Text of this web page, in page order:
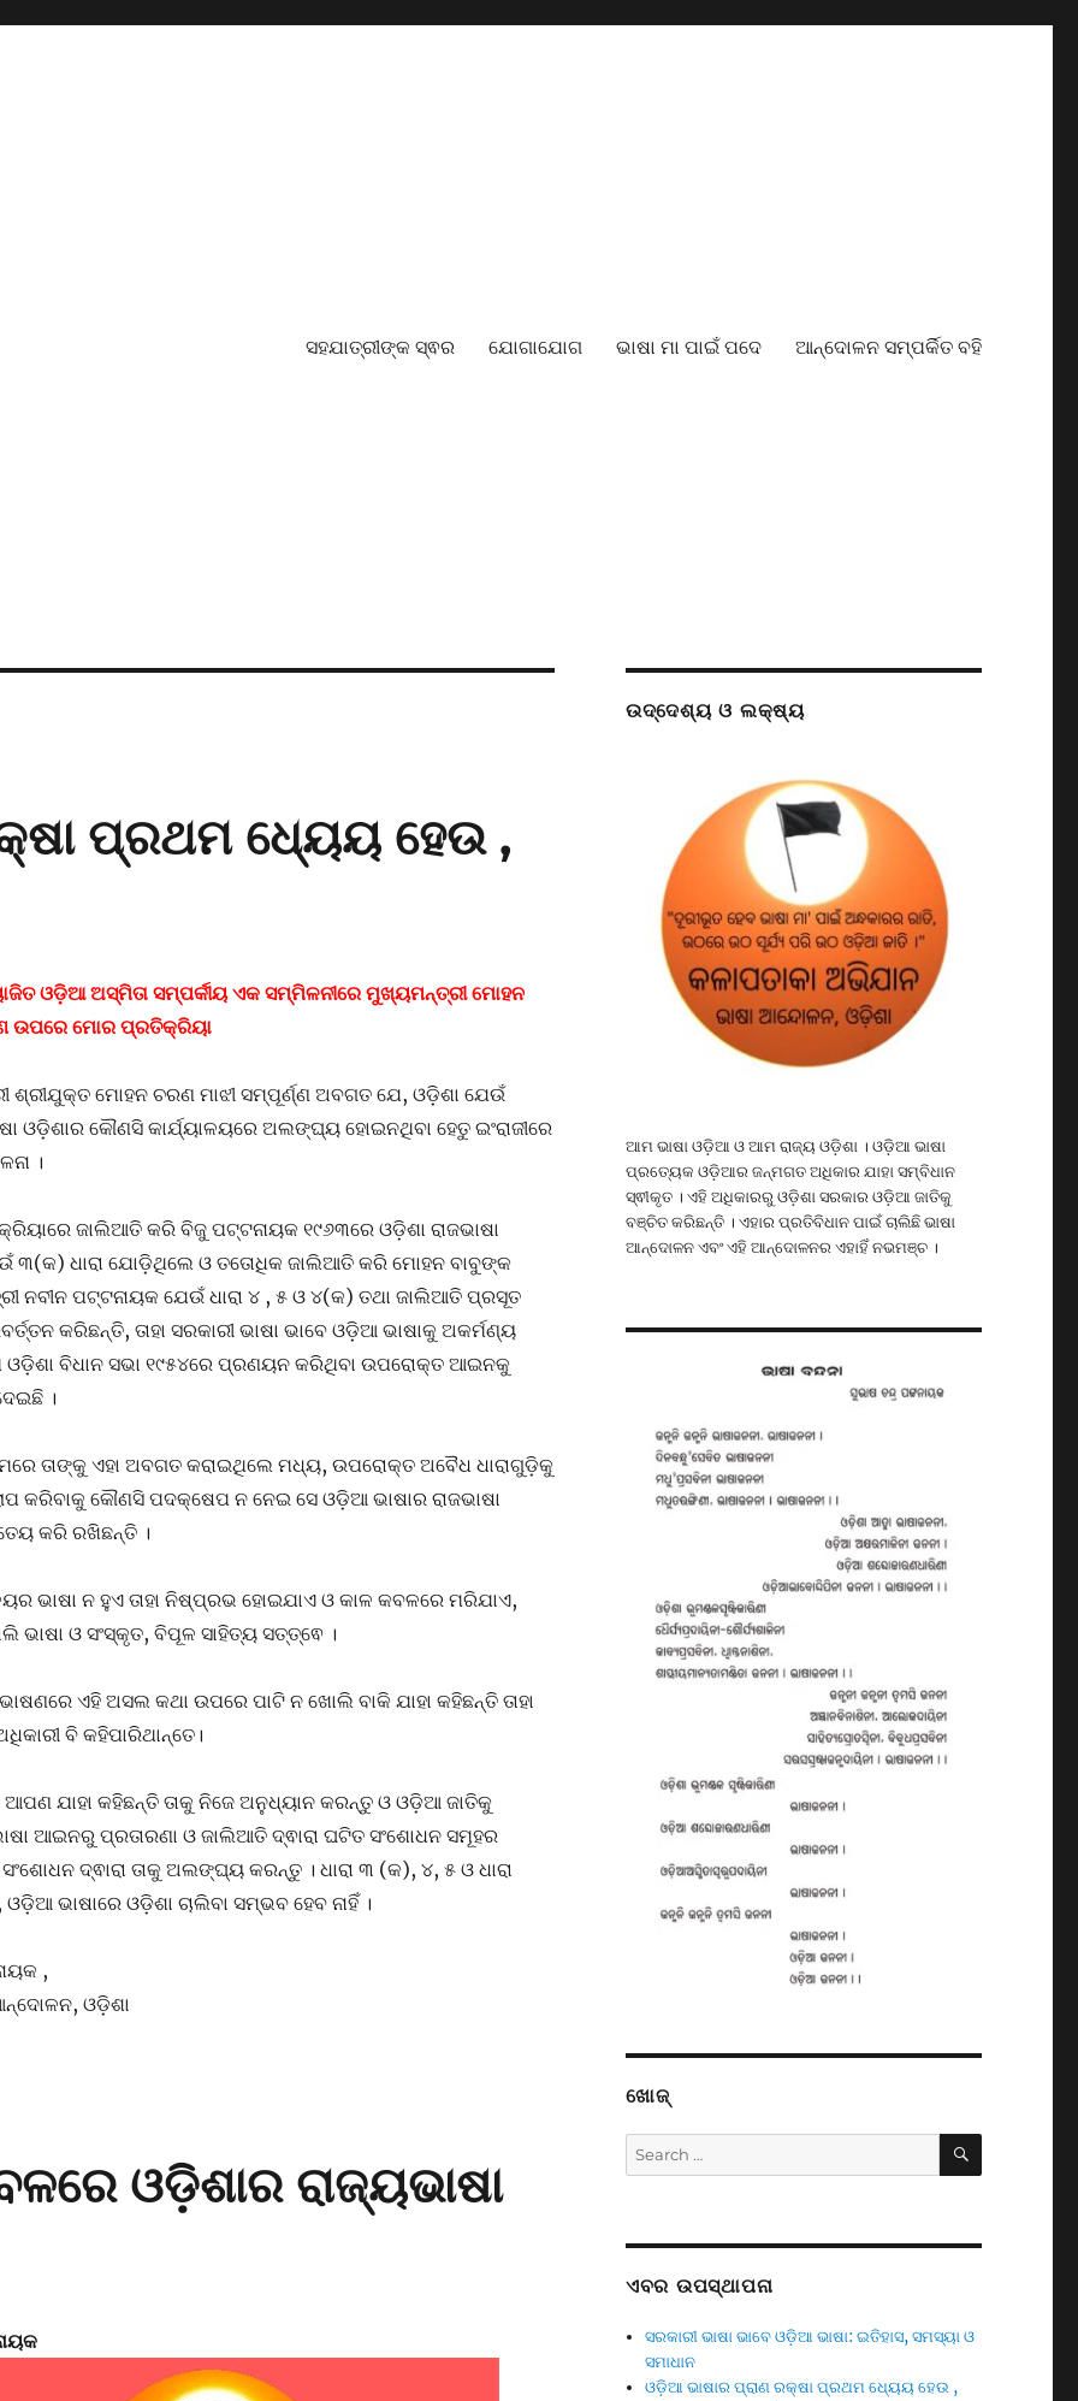
ସହଯାତ୍ରୀଙ୍କ ସ୍ଵର ଯୋଗାଯୋଗ ଭାଷା ମା ପାଇଁ ପଦେ ଆନ୍ଦୋଳନ ସମ୍ପର୍କିତ ବହି
ପ୍ରଥମ ଧ୍ୟେୟ ହେଉ ,
ଓଡ଼ିଆ ଅସ୍ମିତା ସମ୍ପର୍କୀୟ ଏକ ସମ୍ମିଳନୀରେ ମୁଖ୍ୟମନ୍ତ୍ରୀ ମୋହନ
ଉପରେ ମୋର ପ୍ରତିକ୍ରିୟା
ଶ୍ରୀଯୁକ୍ତ ମୋହନ ଚରଣ ମାଝୀ ସମ୍ପୂର୍ଣ୍ଣ ଅବଗତ ଯେ, ଓଡ଼ିଶା ଯେଉଁ
ଓଡ଼ିଶାର କୌଣସି କାର୍ଯ୍ୟାଳୟରେ ଅଲଙ୍ଘ୍ୟ ହୋଇନଥିବା ହେତୁ ଇଂରାଜୀରେ
।
ଜାଲିଆତି କରି ବିଜୁ ପଟ୍ଟନାୟକ ୧୯୬୩ରେ ଓଡ଼ିଶା ରାଜଭାଷା
୩(କ) ଧାରା ଯୋଡ଼ିଥିଲେ ଓ ତତୋଧିକ ଜାଲିଆତି କରି ମୋହନ ବାବୁଙ୍କ
ନବୀନ ପଟ୍ଟନାୟକ ଯେଉଁ ଧାରା ୪ , ୫ ଓ ୪(କ) ତଥା ଜାଲିଆତି ପ୍ରସୂତ
କରିଛନ୍ତି, ତାହା ସରକାରୀ ଭାଷା ଭାବେ ଓଡ଼ିଆ ଭାଷାକୁ ଅକର୍ମଣ୍ୟ
ବିଧାନ ସଭା ୧୯୫୪ରେ ପ୍ରଣୟନ କରିଥିବା ଉପରୋକ୍ତ ଆଇନକୁ
।
ତାଙ୍କୁ ଏହା ଅବଗତ କରାଇଥିଲେ ମଧ୍ୟ, ଉପରୋକ୍ତ ଅବୈଧ ଧାରାଗୁଡ଼ିକୁ
କରିବାକୁ କୌଣସି ପଦକ୍ଷେପ ନ ନେଇ ସେ ଓଡ଼ିଆ ଭାଷାର ରାଜଭାଷା
କରି ରଖିଛନ୍ତି ।
ଭାଷା ନ ହୁଏ ତାହା ନିଷ୍ପ୍ରଭ ହୋଇଯାଏ ଓ କାଳ କବଳରେ ମରିଯାଏ,
ଭାଷା ଓ ସଂସ୍କୃତ, ବିପୂଳ ସାହିତ୍ୟ ସତ୍ତ୍ଵେ ।
ଏହି ଅସଲ କଥା ଉପରେ ପାଟି ନ ଖୋଲି ବାକି ଯାହା କହିଛନ୍ତି ତାହା
ବି କହିପାରିଥାନ୍ତେ।
ଯାହା କହିଛନ୍ତି ତାକୁ ନିଜେ ଅନୁଧ୍ୟାନ କରନ୍ତୁ ଓ ଓଡ଼ିଆ ଜାତିକୁ
ଆଇନରୁ ପ୍ରତାରଣା ଓ ଜାଲିଆତି ଦ୍ଵାରା ଘଟିତ ସଂଶୋଧନ ସମୂହର
ଦ୍ଵାରା ତାକୁ ଅଲଙ୍ଘ୍ୟ କରନ୍ତୁ । ଧାରା ୩ (କ), ୪, ୫ ଓ ଧାରା
ଭାଷାରେ ଓଡ଼ିଶା ଚାଲିବା ସମ୍ଭବ ହେବ ନାହିଁ ।
,
ଓଡ଼ିଶା
ଓଡ଼ିଶାର ରାଜ୍ୟଭାଷା
ଉଦ୍ଦେଶ୍ୟ ଓ ଲକ୍ଷ୍ୟ
ଆମ ଭାଷା ଓଡ଼ିଆ ଓ ଆମ ରାଜ୍ୟ ଓଡ଼ିଶା । ଓଡ଼ିଆ ଭାଷା
ପ୍ରତ୍ୟେକ ଓଡ଼ିଆର ଜନ୍ମଗତ ଅଧିକାର ଯାହା ସମ୍ବିଧାନ
ସ୍ଵୀକୃତ । ଏହି ଅଧିକାରରୁ ଓଡ଼ିଶା ସରକାର ଓଡ଼ିଆ ଜାତିକୁ
ବଞ୍ଚିତ କରିଛନ୍ତି । ଏହାର ପ୍ରତିବିଧାନ ପାଇଁ ଚାଲିଛି ଭାଷା
ଆନ୍ଦୋଳନ ଏବଂ ଏହି ଆନ୍ଦୋଳନର ଏହାହିଁ ନଭମଞ୍ଚ ।
ଖୋଜ୍
Search
for:
SEARCH
ଏବର ଉପସ୍ଥାପନା
ସରକାରୀ ଭାଷା ଭାବେ ଓଡ଼ିଆ ଭାଷା: ଇତିହାସ, ସମସ୍ୟା ଓ
ସମାଧାନ
ଓଡ଼ିଆ ଭାଷାର ପ୍ରାଣ ରକ୍ଷା ପ୍ରଥମ ଧ୍ୟେୟ ହେଉ ,